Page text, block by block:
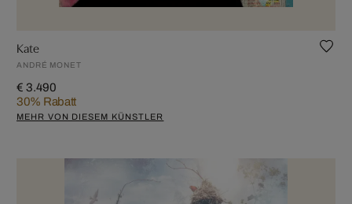
Kate
ANDRÉ MONET
€ 3.490
30% Rabatt
MEHR VON DIESEM KÜNSTLER